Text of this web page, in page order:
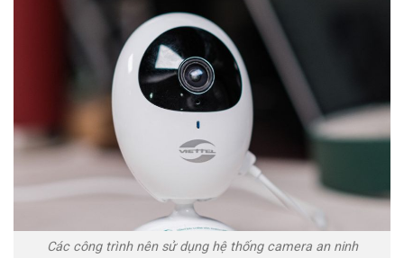
Các công trình nên sử dụng hệ thống camera an ninh